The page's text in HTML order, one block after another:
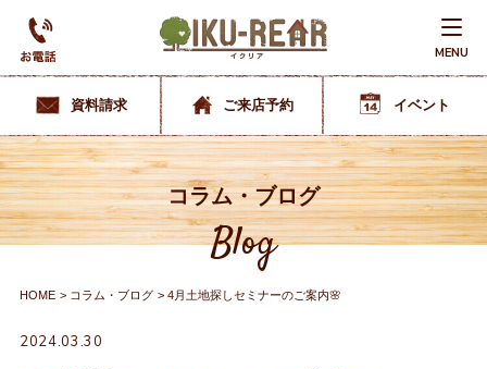
MENU
資料請求 ご来店予約 イベント
コラム・ブログ
Blog
HOME コラム・ブログ 4月土地探しセミナーのご案内🌸
2024.03.30